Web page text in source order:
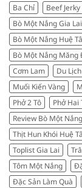
Ba Chỉ Beef Jerky
Bò Một Nắng Gia Lai
Bò Một Nắng Huệ
Bò Một Nắng Măng
Cơm Lam
Du
Muối Kiến Vàng
Phở 2 Tô
Phở Hai
Review Bò Một Nắng
Thịt Hun Khói Huệ
Toplist Gia Lai
Tôm Một Nắng
Đặc Sản Làm Quà